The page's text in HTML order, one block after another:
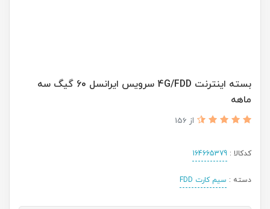
بسته اینترنت 4G/FDD سرویس ایرانسل 60 گیگ سه
ماهه
از 156
کدکالا : 164665379
دسته : سیم کارت FDD